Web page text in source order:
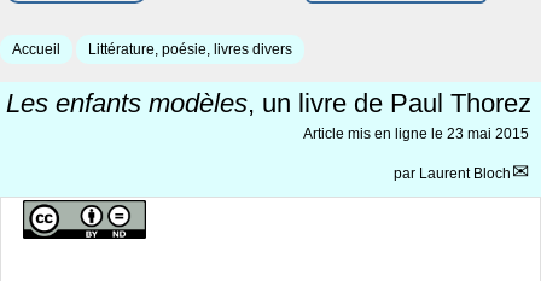
Accueil Littérature, poésie, livres divers
Les enfants modèles, un livre de Paul Thorez
Article mis en ligne le 23 mai 2015
par Laurent Bloch